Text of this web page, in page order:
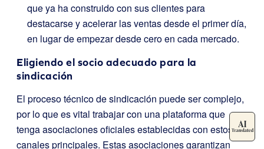
que ya ha construido con sus clientes para
destacarse y acelerar las ventas desde el primer día,
en lugar de empezar desde cero en cada mercado.
Eligiendo el socio adecuado para la
sindicación
El proceso técnico de sindicación puede ser complejo,
por lo que es vital trabajar con una plataforma que
tenga asociaciones oficiales establecidas con estos
canales principales. Estas asociaciones garantizan